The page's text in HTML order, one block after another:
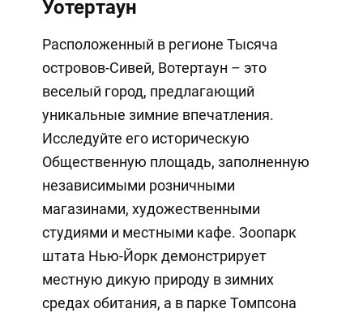
Уотертаун
Расположенный в регионе Тысяча
островов-Сивей, Вотертаун – это
веселый город, предлагающий
уникальные зимние впечатления.
Исследуйте его историческую
Общественную площадь, заполненную
независимыми розничными
магазинами, художественными
студиями и местными кафе. Зоопарк
штата Нью-Йорк демонстрирует
местную дикую природу в зимних
средах обитания, а в парке Томпсона